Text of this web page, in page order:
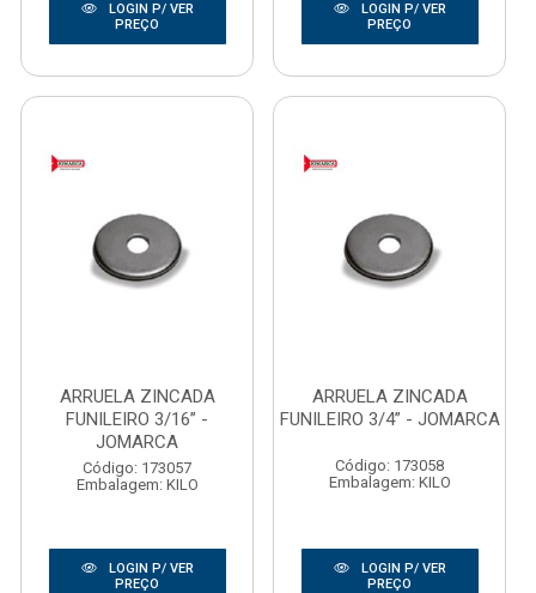
LOGIN P/ VER
PREÇO
LOGIN P/ VER
PREÇO
ARRUELA ZINCADA
FUNILEIRO 3/16” -
JOMARCA
Código: 173057
Embalagem: KILO
LOGIN P/ VER
PREÇO
ARRUELA ZINCADA
FUNILEIRO 3/4” - JOMARCA
Código: 173058
Embalagem: KILO
LOGIN P/ VER
PREÇO